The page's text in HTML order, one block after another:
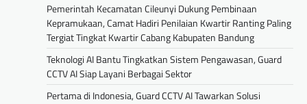
Pemerintah Kecamatan Cileunyi Dukung Pembinaan
Kepramukaan, Camat Hadiri Penilaian Kwartir Ranting Paling
Tergiat Tingkat Kwartir Cabang Kabupaten Bandung
Teknologi AI Bantu Tingkatkan Sistem Pengawasan, Guard
CCTV AI Siap Layani Berbagai Sektor
Pertama di Indonesia, Guard CCTV AI Tawarkan Solusi